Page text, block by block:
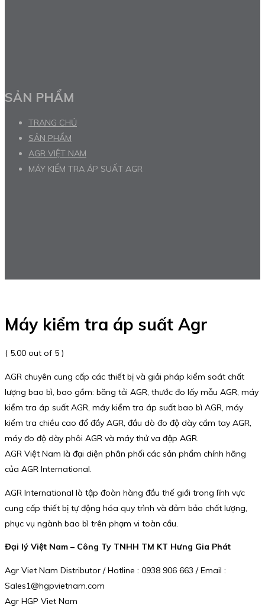
SẢN PHẨM
TRANG CHỦ
SẢN PHẨM
AGR VIỆT NAM
MÁY KIỂM TRA ÁP SUẤT AGR
Máy kiểm tra áp suất Agr
( 5.00 out of 5 )
AGR chuyên cung cấp các thiết bị và giải pháp kiểm soát chất
lượng bao bì, bao gồm: băng tải AGR, thước đo lấy mẫu AGR, máy
kiểm tra áp suất AGR, máy kiểm tra áp suất bao bì AGR, máy
kiểm tra chiều cao đổ đầy AGR, đầu dò đo độ dày cầm tay AGR,
máy đo độ dày phôi AGR và máy thử va đập AGR.
AGR Việt Nam là đại diện phân phối các sản phẩm chính hãng
của AGR International.
AGR International là tập đoàn hàng đầu thế giới trong lĩnh vực
cung cấp thiết bị tự động hóa quy trình và đảm bảo chất lượng,
phục vụ ngành bao bì trên phạm vi toàn cầu.
Đại lý Việt Nam – Công Ty TNHH TM KT Hưng Gia Phát
Agr Viet Nam Distributor / Hotline : 0938 906 663 / Email :
Sales1@hgpvietnam.com
Agr HGP Viet Nam